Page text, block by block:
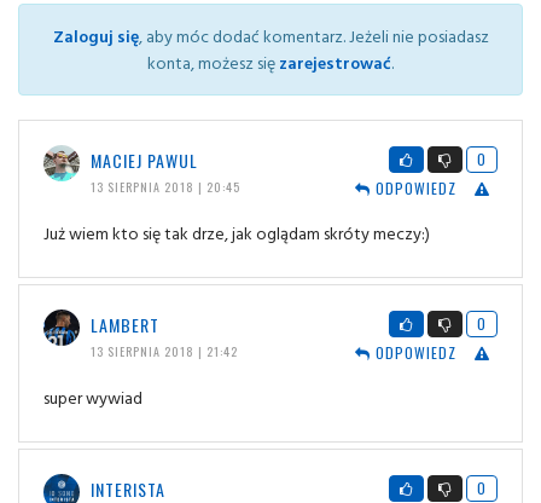
Zaloguj się, aby móc dodać komentarz. Jeżeli nie posiadasz
konta, możesz sięzarejestrować.
MACIEJ PAWUL
13 SIERPNIA 2018 | 20:45
0
ODPOWIEDZ
Już wiem kto się tak drze, jak oglądam skróty meczy:)
LAMBERT
13 SIERPNIA 2018 | 21:42
0
ODPOWIEDZ
super wywiad
INTERISTA
0